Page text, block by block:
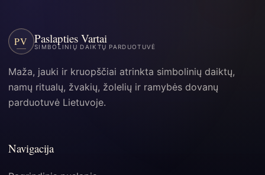
PV Paslapties Vartai
SIMBOLINIŲ DAIKTŲ PARDUOTUVĖ
Maža, jauki ir kruopščiai atrinkta simbolinių daiktų,
namų ritualų, žvakių, žolelių ir ramybės dovanų
parduotuvė Lietuvoje.
Navigacija